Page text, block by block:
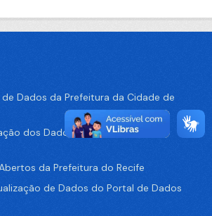
Dados da Prefeitura da Cidade de
dos Dados no Portal de Dados
da Prefeitura do Recife
de Dados do Portal de Dados